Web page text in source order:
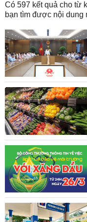
Có 597 kết quả cho từ
bạn tìm được nội dung